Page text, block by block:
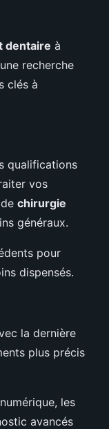
dentaire à
recherche
clés à
qualifications
vos
chirurgie
généraux.
pour
dispensés.
la dernière
plus précis
les
avancés